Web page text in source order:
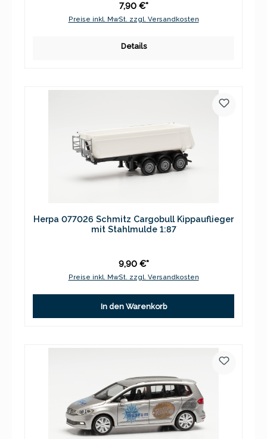
7,90 €*
Preise inkl. MwSt. zzgl. Versandkosten
Details
Herpa 077026 Schmitz Cargobull Kippauflieger
mit Stahlmulde 1:87
9,90 €*
Preise inkl. MwSt. zzgl. Versandkosten
In den Warenkorb